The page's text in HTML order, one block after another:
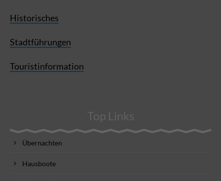
Historisches
Stadtführungen
Touristinformation
Top Links
Übernachten
Hausboote